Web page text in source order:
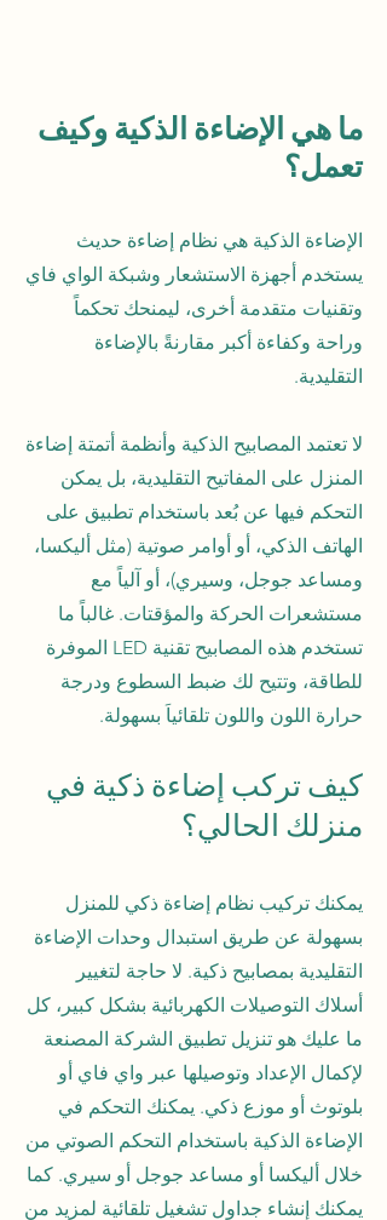
ما هي الإضاءة الذكية وكيف
تعمل؟
الإضاءة الذكية هي نظام إضاءة حديث
يستخدم أجهزة الاستشعار وشبكة الواي فاي
وتقنيات متقدمة أخرى، ليمنحك تحكماً
وراحة وكفاءة أكبر مقارنةً بالإضاءة
التقليدية.
لا تعتمد المصابيح الذكية وأنظمة أتمتة إضاءة
المنزل على المفاتيح التقليدية، بل يمكن
التحكم فيها عن بُعد باستخدام تطبيق على
الهاتف الذكي، أو أوامر صوتية (مثل أليكسا،
ومساعد جوجل، وسيري)، أو آلياً مع
مستشعرات الحركة والمؤقتات. غالباً ما
تستخدم هذه المصابيح تقنية LED الموفرة
للطاقة، وتتيح لك ضبط السطوع ودرجة
حرارة اللون واللون تلقائياَ بسهولة.
كيف تركب إضاءة ذكية في
منزلك الحالي؟
يمكنك تركيب نظام إضاءة ذكي للمنزل
بسهولة عن طريق استبدال وحدات الإضاءة
التقليدية بمصابيح ذكية. لا حاجة لتغيير
أسلاك التوصيلات الكهربائية بشكل كبير، كل
ما عليك هو تنزيل تطبيق الشركة المصنعة
لإكمال الإعداد وتوصيلها عبر واي فاي أو
بلوتوث أو موزع ذكي. يمكنك التحكم في
الإضاءة الذكية باستخدام التحكم الصوتي من
خلال أليكسا أو مساعد جوجل أو سيري. كما
يمكنك إنشاء جداول تشغيل تلقائية لمزيد من